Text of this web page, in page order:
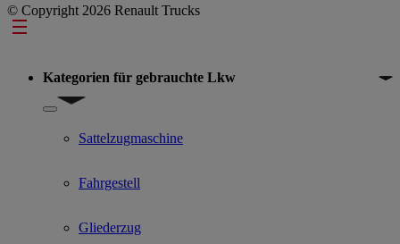
© Copyright 2026 Renault Trucks
Footer
Kategorien für gebrauchte Lkw
Show submenu for Kategorien für gebrauchte Lkw
Sattelzugmaschine
Fahrgestell
Gliederzug